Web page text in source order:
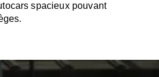
spacieux pouvant